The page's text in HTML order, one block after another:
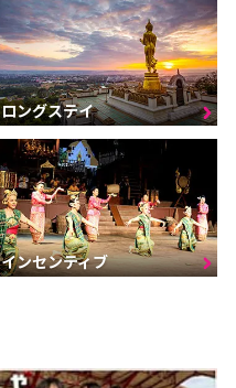
ロングステイ
インセンティブ